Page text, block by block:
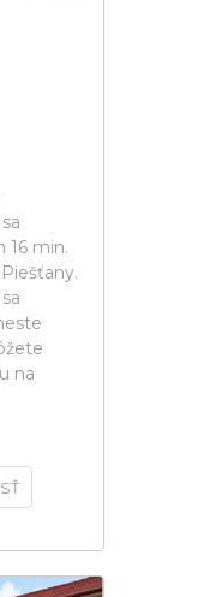
16 min.
na